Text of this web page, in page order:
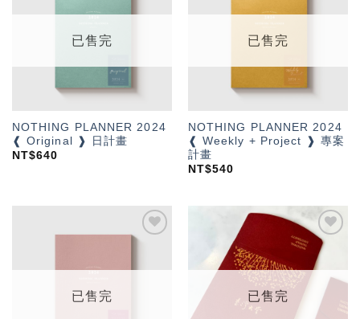
望輕
已售完
NOTHING PLANNER 2024
❰ Original ❱ 日計畫
NT$640
望輕
已售完
NOTHING PLANNER 2024
❰ Weekly + Project ❱ 專案
計畫
NT$540
望輕
已售完
加入
「願
望輕
單」
已售完